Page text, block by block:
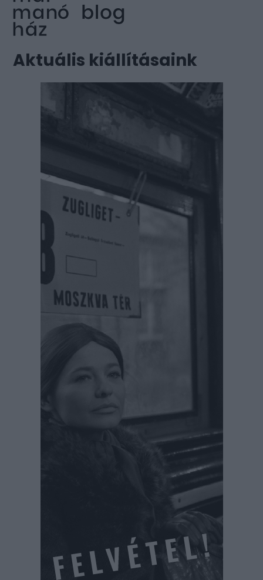
Aktuális kiállításaink